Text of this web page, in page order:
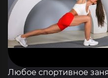
Любое спортивное